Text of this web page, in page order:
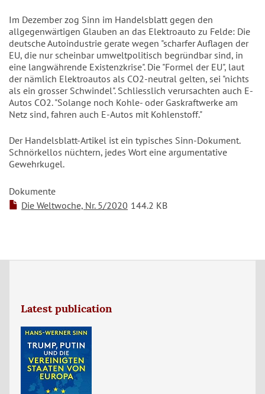
Im Dezember zog Sinn im Handelsblatt gegen den
allgegenwärtigen Glauben an das Elektroauto zu Felde: Die
deutsche Autoindustrie gerate wegen "scharfer Auflagen der
EU, die nur scheinbar umweltpolitisch begründbar sind, in
eine langwährende Existenzkrise". Die "Formel der EU", laut
der nämlich Elektroautos als CO2-neutral gelten, sei "nichts
als ein grosser Schwindel". Schliesslich verursachten auch E-
Autos CO2. "Solange noch Kohle- oder Gaskraftwerke am
Netz sind, fahren auch E-Autos mit Kohlenstoff."
Der Handelsblatt-Artikel ist ein typisches Sinn-Dokument.
Schnörkellos nüchtern, jedes Wort eine argumentative
Gewehrkugel.
Dokumente
Die Weltwoche, Nr. 5/2020 144.2 KB
Latest publication